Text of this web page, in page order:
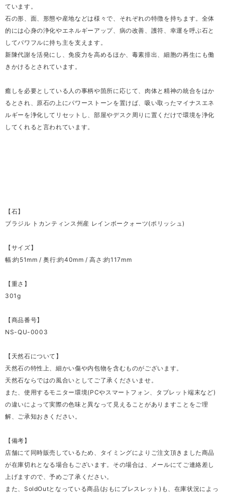
ています。
石の形、面、形態や産地などは様々で、それぞれの特徴を持ちます。全体
的には心身の浄化やエネルギーアップ、病の改善、護符、幸運を呼ぶ石と
してパワフルに持ち主を支えます。
新陳代謝を活発にし、免疫力を高めるほか、毒素排出、細胞の再生にも働
きかけるとされています。
癒しを必要としている人の事柄や箇所に応じて、肉体と精神の統合をはか
るとされ、原石の上にパワーストーンを置けば、吸い取ったマイナスエネ
ルギーを浄化してリセットし、部屋やデスク周りに置くだけで環境を浄化
してくれると言われています。
【石】
ブラジル トカンティンス州産 レインボークォーツ(ポリッシュ)
【サイズ】
幅:約51mm / 奥行:約40mm / 高さ:約117mm
【重さ】
301g
【商品番号】
NS-QU-0003
【天然石について】
天然石の特性上、細かい傷や内包物を含むものがございます。
天然石ならではの風合いとしてご了承くださいませ。
また、使用するモニター環境(PCやスマートフォン、タブレット端末など)
の違いによって実際の色味と異なって見えることがありますことをご理
解、ご承知おきください。
【備考】
店舗にて同時販売しているため、タイミングによりご注文頂きました商品
が在庫切れとなる場合もございます。その場合は、メールにてご連絡差し
上げますので、予めご了承ください。
また、SoldOutとなっている商品(おもにブレスレット)も、在庫状況によっ